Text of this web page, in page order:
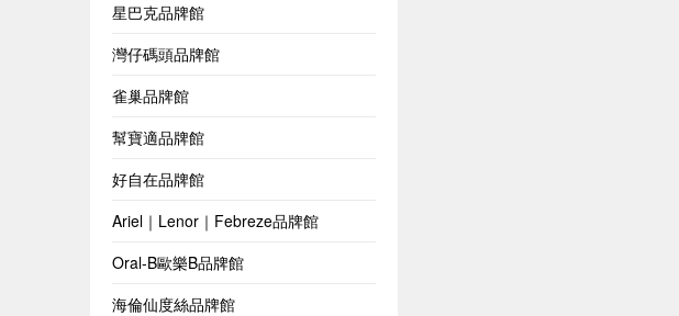
星巴克品牌館
灣仔碼頭品牌館
雀巢品牌館
幫寶適品牌館
好自在品牌館
Ariel｜Lenor｜Febreze品牌館
Oral-B歐樂B品牌館
海倫仙度絲品牌館